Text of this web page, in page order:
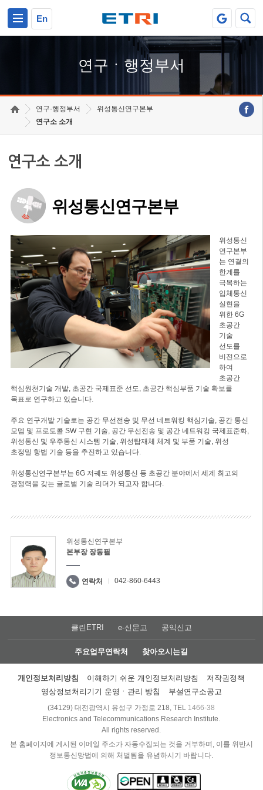
En
연구ㆍ행정부서
연구·행정부서
위성통신연구본부
연구소 소개
연구소 소개
위성통신연구본부
위성통신
연구본부
는 연결의
한계를
극복하는
입체통신
실현을
위한 6G
초공간
기술
선도를
비전으로
하여
초공간
핵심원천기술 개발, 초공간 국제표준 선도, 초공간 핵심부품 기술 확보를
목표로 연구하고 있습니다.
주요 연구개발 기술로는 공간 무선전송 및 무선 네트워킹 핵심기술, 공간 통신
모뎀 및 프로토콜 SW 구현 기술, 공간 무선전송 및 공간 네트워킹 국제표준화,
위성통신 및 우주통신 시스템 기술, 위성탑재체 체계 및 부품 기술, 위성
초정밀 항법 기술 등을 추진하고 있습니다.
위성통신연구본부는 6G 저궤도 위성통신 등 초공간 분야에서 세계 최고의
경쟁력을 갖는 글로벌 기술 리더가 되고자 합니다.
위성통신연구본부
본부장 장동필
연락처 042-860-6443
클린ETRI e-신문고 공익신고
주요업무연락처 찾아오시는길
개인정보처리방침 이해하기 쉬운 개인정보처리방침
저작권정책
영상정보처리기기 운영ㆍ관리 방침
부설연구소공고
(34129) 대전광역시 유성구 가정로 218, TEL 1466-38
Electronics and Telecommunications Research Institute.
All rights reserved.
본 홈페이지에 게시된 이메일 주소가 자동수집되는 것을 거부하며, 이를 위반시
정보통신망법에 의해 처벌됨을 유념하시기 바랍니다.